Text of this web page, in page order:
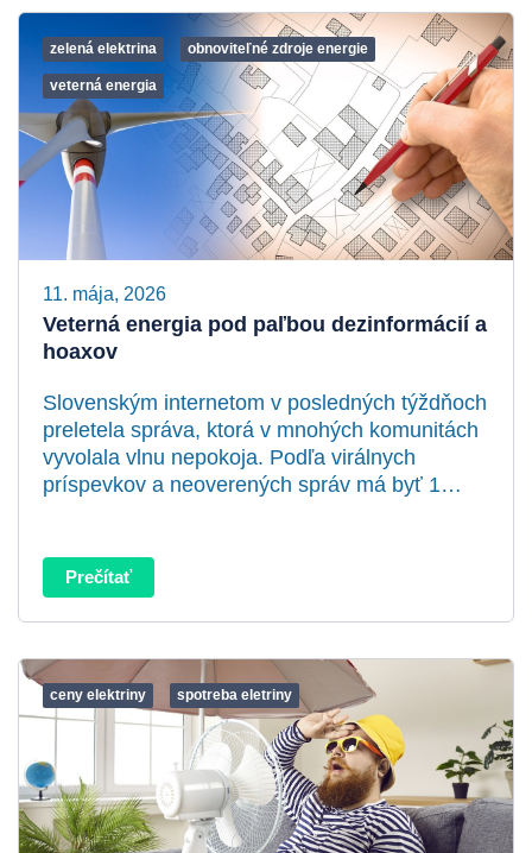
zelená elektrina obnoviteľné zdroje energie
veterná energia
11. mája, 2026
Veterná energia pod paľbou dezinformácií a
hoaxov
Slovenským internetom v posledných týždňoch
preletela správa, ktorá v mnohých komunitách
vyvolala vlnu nepokoja. Podľa virálnych
príspevkov a neoverených správ má byť 1…
Prečítať
ceny elektriny spotreba eletriny